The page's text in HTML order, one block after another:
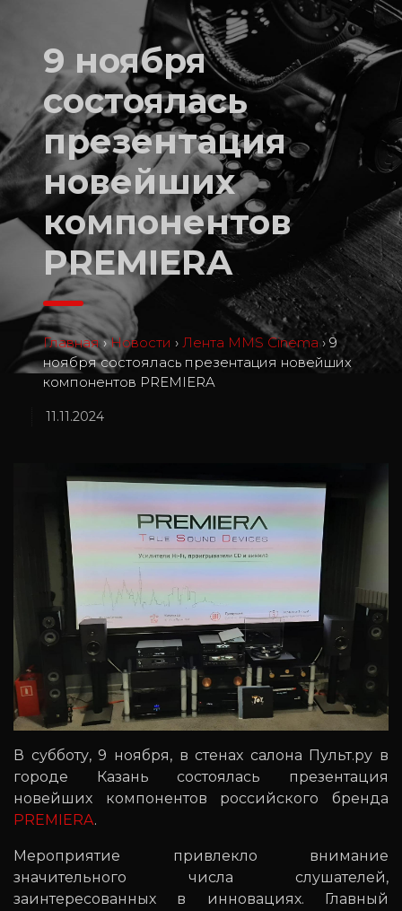
9 ноября
состоялась
презентация
новейших
компонентов
PREMIERA
Главная › Новости › Лента MMS Cinema › 9
ноября состоялась презентация новейших
компонентов PREMIERA
11.11.2024
В субботу, 9 ноября, в стенах салона Пульт.ру в
городе Казань состоялась презентация
новейших компонентов российского бренда
PREMIERA.
Мероприятие привлекло внимание
значительного числа слушателей,
заинтересованных в инновациях. Главный